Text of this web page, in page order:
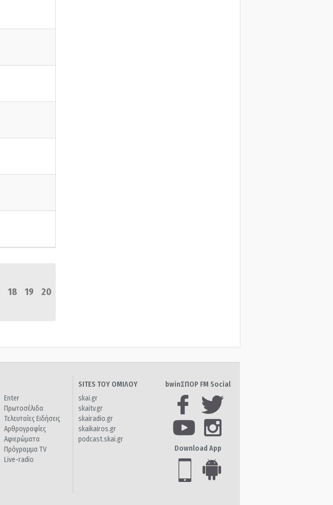
18 19
20
Enter
Πρωτοσέλιδα
Τελευταίες Ειδήσεις
Αρθρογραφίες
Αφιερώματα
Πρόγραμμα TV
Live-radio
SITES ΤΟΥ ΟΜΙΛΟΥ
skai.gr
skaitv.gr
skairadio.gr
skaikairos.gr
podcast.skai.gr
bwinΣΠΟΡ FM Social
Download App